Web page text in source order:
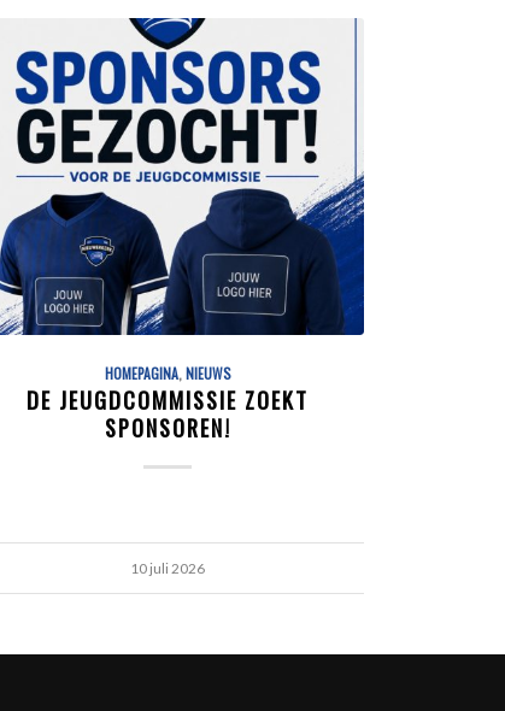
HOMEPAGINA,NIEUWS
DE JEUGDCOMMISSIE ZOEKT
SPONSOREN!
10 juli 2026